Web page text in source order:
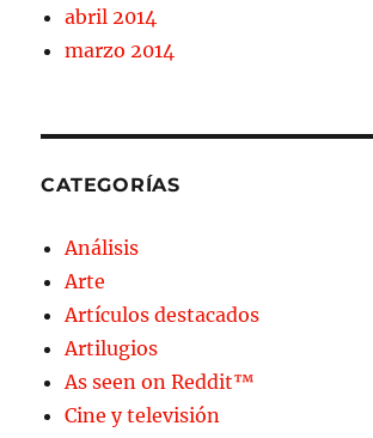
abril 2014
marzo 2014
CATEGORÍAS
Análisis
Arte
Artículos destacados
Artilugios
As seen on Reddit™
Cine y televisión